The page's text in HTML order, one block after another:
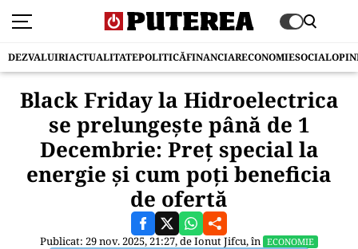
DEZVALUIRIACTUALITATEPOLITICĂFINANCIARECONOMIESOCIAL
Black Friday la Hidroelectrica
se prelungește până de 1
Decembrie: Preț special la
energie și cum poți beneficia
de ofertă
Publicat: 29 nov. 2025, 21:27, deIonut Jifcu, în ECONOMIE